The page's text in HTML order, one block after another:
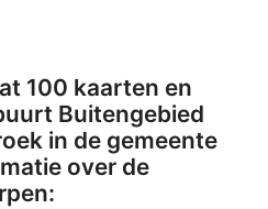
100 kaarten en
Buitengebied
in de gemeente
over de